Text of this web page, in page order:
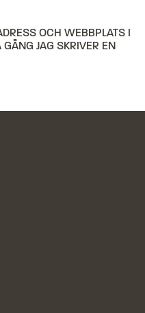
OCH WEBBPLATS I
JAG SKRIVER EN